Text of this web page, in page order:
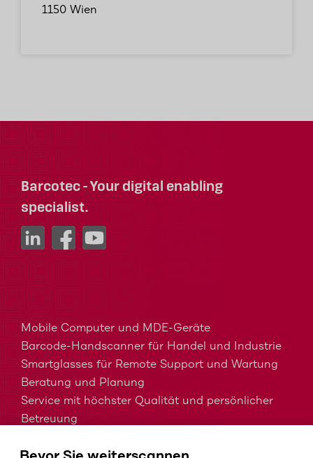
1150 Wien
Barcotec - Your digital enabling
specialist.
Mobile Computer und MDE-Geräte
Barcode-Handscanner für Handel und Industrie
Smartglasses für Remote Support und Wartung
Beratung und Planung
Service mit höchster Qualität und persönlicher
Betreuung